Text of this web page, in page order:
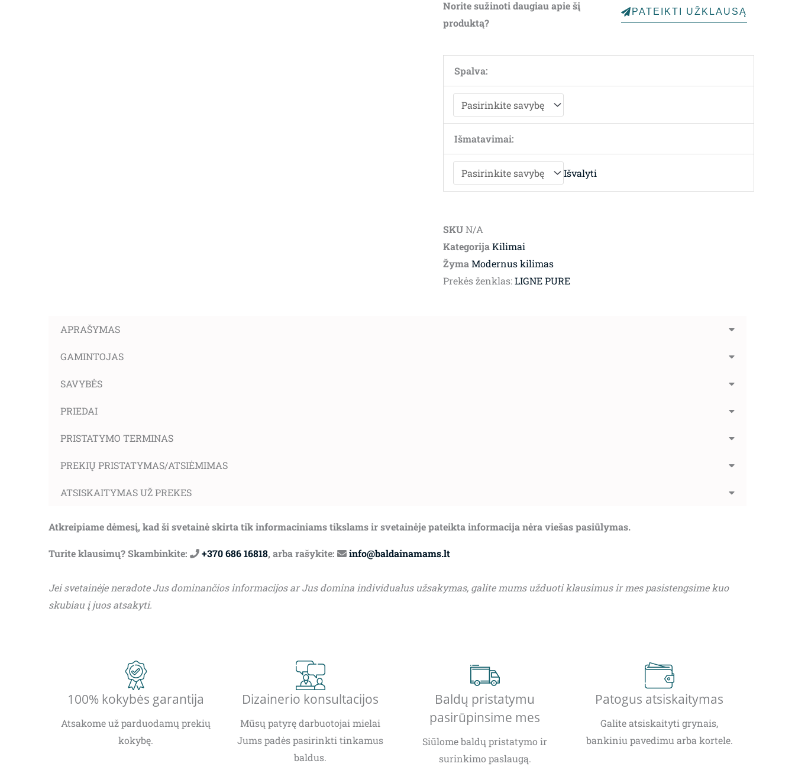
through
Norite sužinoti daugiau apie šį
produktą?
PATEIKTI UŽKLAUSĄ
Spalva:
Išmatavimai:
Išvalyti
SKUN/A
KategorijaKilimai
ŽymaModernus kilimas
Prekės ženklas:LIGNE PURE
APRAŠYMAS
GAMINTOJAS
SAVYBĖS
PRIEDAI
PRISTATYMO TERMINAS
PREKIŲ PRISTATYMAS/ATSIĖMIMAS
ATSISKAITYMAS UŽ PREKES
Atkreipiame dėmesį, kad ši svetainė skirta tik informaciniams tikslams ir svetainėje pateikta informacija nėra viešas pasiūlymas.
Turite klausimų? Skambinkite: +370 686 16818, arba rašykite: info@baldainamams.lt
Jei svetainėje neradote Jus dominančios informacijos ar Jus domina individualus užsakymas, galite mums užduoti klausimus ir mes pasistengsime kuo
skubiau į juos atsakyti.
100% kokybės garantija
Atsakome už parduodamų prekių
kokybę.
Dizainerio konsultacijos
Mūsų patyrę darbuotojai mielai
Jums padės pasirinkti tinkamus
baldus.
Baldų pristatymu
pasirūpinsime mes
Siūlome baldų pristatymo ir
surinkimo paslaugą.
Patogus atsiskaitymas
Galite atsiskaityti grynais,
bankiniu pavedimu arba kortele.